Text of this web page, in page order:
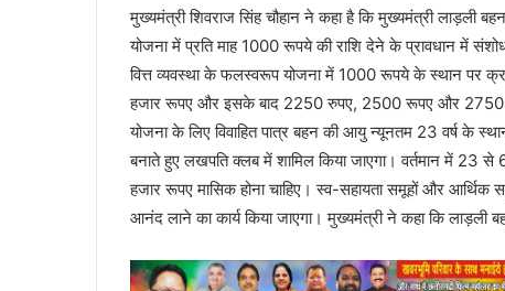
मुख्यमंत्री शिवराज सिंह चौहान ने कहा है कि मुख्यमंत्री लाड़ली
योजना में प्रति माह 1000 रूपये की राशि देने के प्रावधान में
वित्त व्यवस्था के फलस्वरूप योजना में 1000 रूपये के स्थान
हजार रूपए और इसके बाद 2250 रुपए, 2500 रूपए और 2750
योजना के लिए विवाहित पात्र बहन की आयु न्यूनतम 23 वर्ष के
बनाते हुए लखपति क्लब में शामिल किया जाएगा। वर्तमान में 23
हजार रूपए मासिक होना चाहिए। स्व-सहायता समूहों और
आनंद लाने का कार्य किया जाएगा। मुख्यमंत्री ने कहा कि लाड़ली